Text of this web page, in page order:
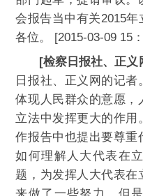
会报告当中有关2015
各位。 [2015-03-09 15
[检察日报社、正义
日报社、正义网的记
体现人民群众的意愿，
立法中发挥更大的作用
作报告中也提出要尊重
如何理解人大代表在
题，为发挥人大代表